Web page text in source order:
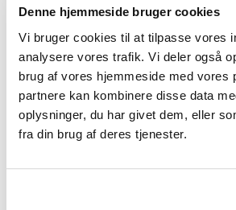
Denne hjemmeside bruger cookies
Vi bruger cookies til at tilpasse vores
analysere vores trafik. Vi deler også
brug af vores hjemmeside med vores
partnere kan kombinere disse data
oplysninger, du har givet dem, eller
fra din brug af deres tjenester.
Jeg praktiserer
terapiformer
Gestaltterapi,
Kognitiv adfærdsterapi